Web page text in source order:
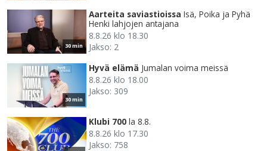
30 min
Aarteita saviastioissa Isä, Poika ja Pyhä
Henki lahjojen antajana
8.8.26 klo 18.30
Jakso: 2
30 min
Hyvä elämä Jumalan voima meissä
8.8.26 klo 18.00
Jakso: 309
Klubi 700 la 8.8.
8.8.26 klo 17.30
Jakso: 758